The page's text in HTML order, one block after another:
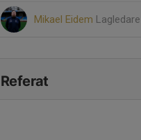
Mikael Eidem Lagledare
Referat